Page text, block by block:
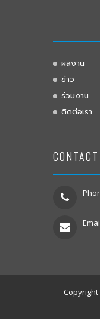
ผลงาน
ข่าว
ร่วมงาน
ติดต่อเรา
Copyright